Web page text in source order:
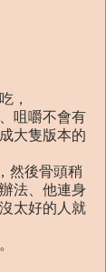
，
咀嚼不會有
大隻版本的
然後骨頭稍
法、他連身
太好的人就